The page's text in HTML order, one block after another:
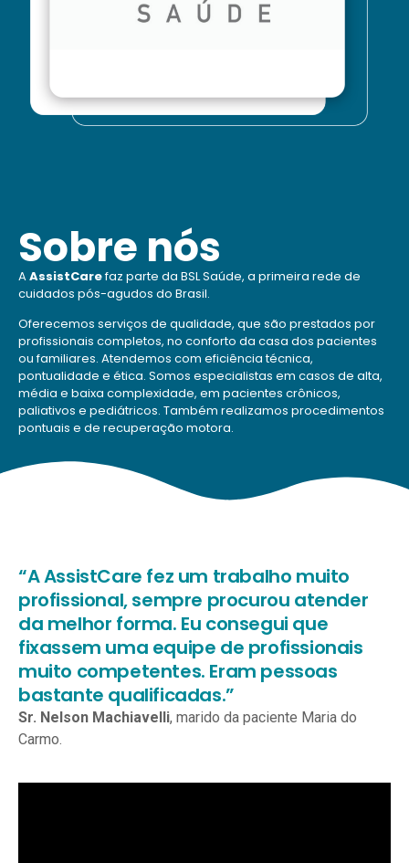
Sobre nós
AAssistCarefaz parte da BSL Saúde, a primeira rede de
cuidados pós-agudos do Brasil.
Oferecemos serviços de qualidade, que são prestados por
profissionais completos, no conforto da casa dos pacientes
ou familiares. Atendemos com eficiência técnica,
pontualidade e ética. Somos especialistas em casos de alta,
média e baixa complexidade, em pacientes crônicos,
paliativos e pediátricos. Também realizamos procedimentos
pontuais e de recuperação motora.
“A AssistCare fez um trabalho muito
profissional, sempre procurou atender
da melhor forma. Eu consegui que
fixassem uma equipe de profissionais
muito competentes. Eram pessoas
bastante qualificadas.”
Sr. Nelson Machiavelli, marido da paciente Maria do
Carmo.